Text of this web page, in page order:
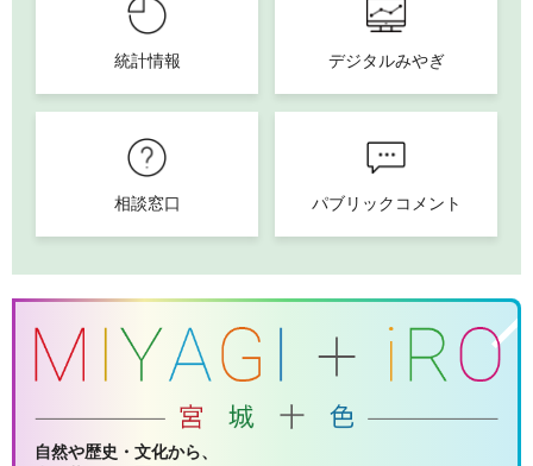
統計情報 デジタルみやぎ
相談窓口 パブリックコメント
自然や歴史・文化から、